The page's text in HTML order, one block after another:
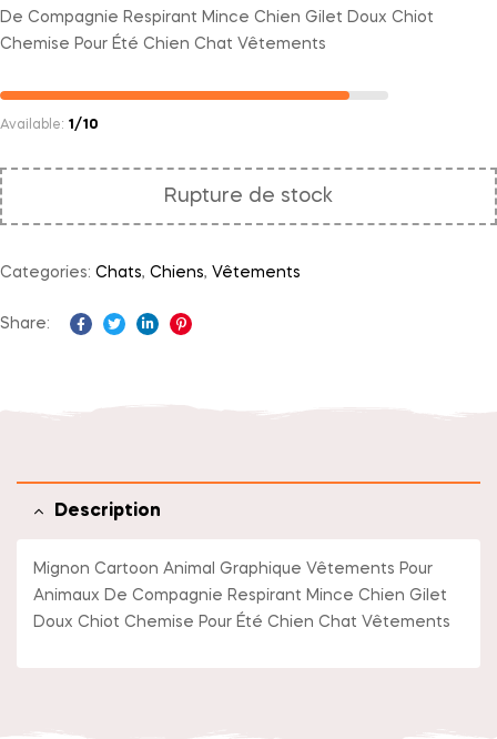
De Compagnie Respirant Mince Chien Gilet Doux Chiot
Chemise Pour Été Chien Chat Vêtements
Available: 1/10
Rupture de stock
Categories: Chats, Chiens, Vêtements
Share:
Description
Mignon Cartoon Animal Graphique Vêtements Pour
Animaux De Compagnie Respirant Mince Chien Gilet
Doux Chiot Chemise Pour Été Chien Chat Vêtements